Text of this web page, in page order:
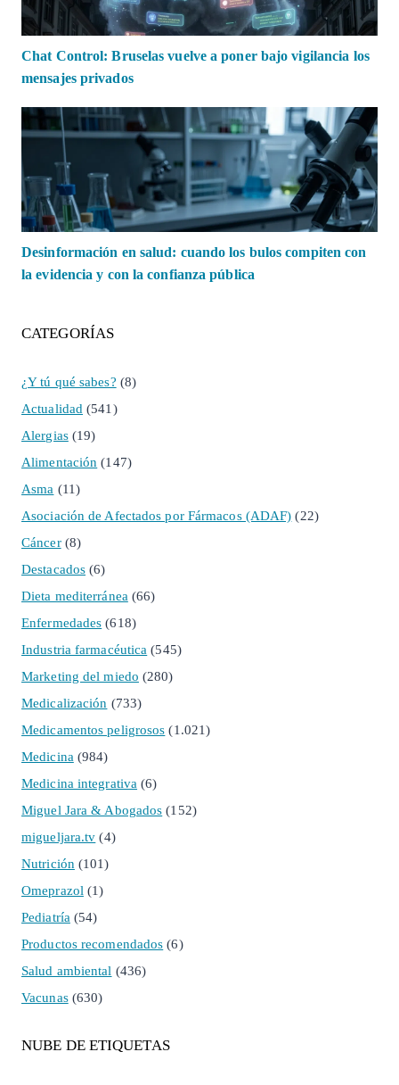
Chat Control: Bruselas vuelve a poner bajo vigilancia los
mensajes privados
Desinformación en salud: cuando los bulos compiten con
la evidencia y con la confianza pública
CATEGORÍAS
¿Y tú qué sabes? (8)
Actualidad (541)
Alergias(19)
Alimentación (147)
Asma (11)
Asociación de Afectados por Fármacos (ADAF) (22)
Cáncer(8)
Destacados (6)
Dieta mediterránea (66)
Enfermedades (618)
Industria farmacéutica (545)
Marketing del miedo (280)
Medicalización (733)
Medicamentos peligrosos (1.021)
Medicina (984)
Medicina integrativa (6)
Miguel Jara & Abogados (152)
migueljara.tv (4)
Nutrición (101)
Omeprazol (1)
Pediatría (54)
Productos recomendados (6)
Salud ambiental (436)
Vacunas(630)
NUBE DE ETIQUETAS